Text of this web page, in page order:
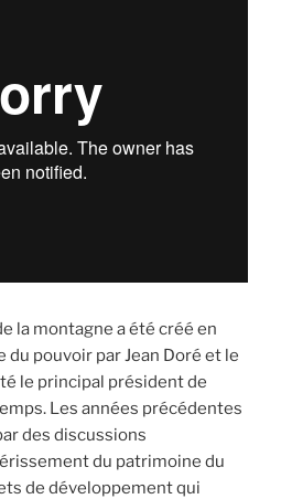
la montagne a été créé en
du pouvoir par Jean Doré et le
le principal président de
Les années précédentes
des discussions
du patrimoine du
de développement qui